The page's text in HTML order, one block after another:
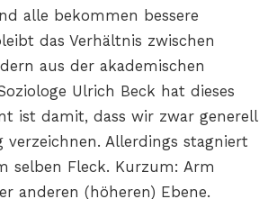
alle bekommen bessere
das Verhältnis zwischen
aus der akademischen
Ulrich Beck hat dieses
ist damit, dass wir zwar generell
Allerdings stagniert
selben Fleck. Kurzum: Arm
anderen (höheren) Ebene.